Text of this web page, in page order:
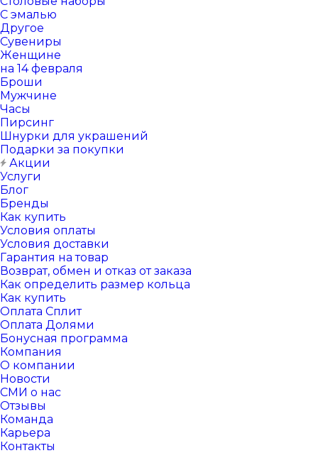
С эмалью
Другое
Сувениры
Женщине
на 14 февраля
Броши
Мужчине
Часы
Пирсинг
Шнурки для украшений
Подарки за покупки
Акции
Услуги
Блог
Бренды
Как купить
Условия оплаты
Условия доставки
Гарантия на товар
Возврат, обмен и отказ от заказа
Как определить размер кольца
Как купить
Оплата Сплит
Оплата Долями
Бонусная программа
Компания
О компании
Новости
СМИ о нас
Отзывы
Команда
Карьера
Контакты